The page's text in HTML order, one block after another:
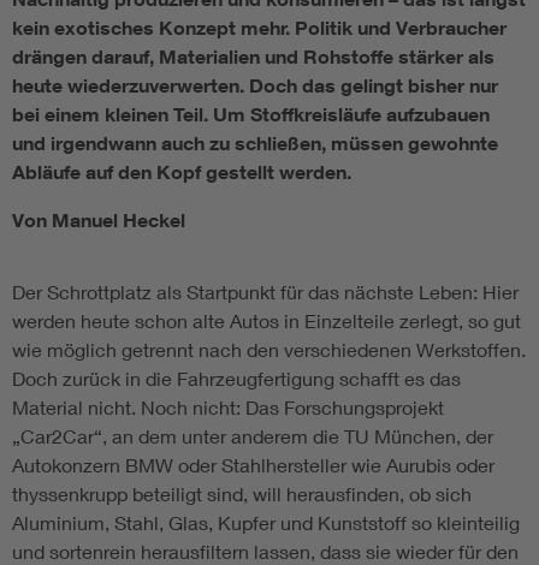
kein exotisches Konzept mehr. Politik und Verbraucher
drängen darauf, Materialien und Rohstoffe stärker als
heute wiederzuverwerten. Doch das gelingt bisher nur
bei einem kleinen Teil. Um Stoffkreisläufe aufzubauen
und irgendwann auch zu schließen, müssen gewohnte
Abläufe auf den Kopf gestellt werden.
Von Manuel Heckel
Der Schrottplatz als Startpunkt für das nächste Leben: Hier
werden heute schon alte Autos in Einzelteile zerlegt, so gut
wie möglich getrennt nach den verschiedenen Werkstoffen.
Doch zurück in die Fahrzeugfertigung schafft es das
Material nicht. Noch nicht: Das Forschungsprojekt
„Car2Car“, an dem unter anderem die TU München, der
Autokonzern BMW oder Stahlhersteller wie Aurubis oder
thyssenkrupp beteiligt sind, will herausfinden, ob sich
Aluminium, Stahl, Glas, Kupfer und Kunststoff so kleinteilig
und sortenrein herausfiltern lassen, dass sie wieder für den